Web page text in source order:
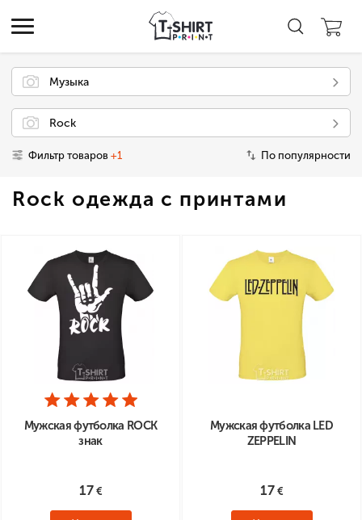
Музыка
Rock
Фильтр товаров +1 По популярности
Rock одежда с принтами
Мужская футболка ROCK
знак
17
Мужская футболка LED
ZEPPELIN
17